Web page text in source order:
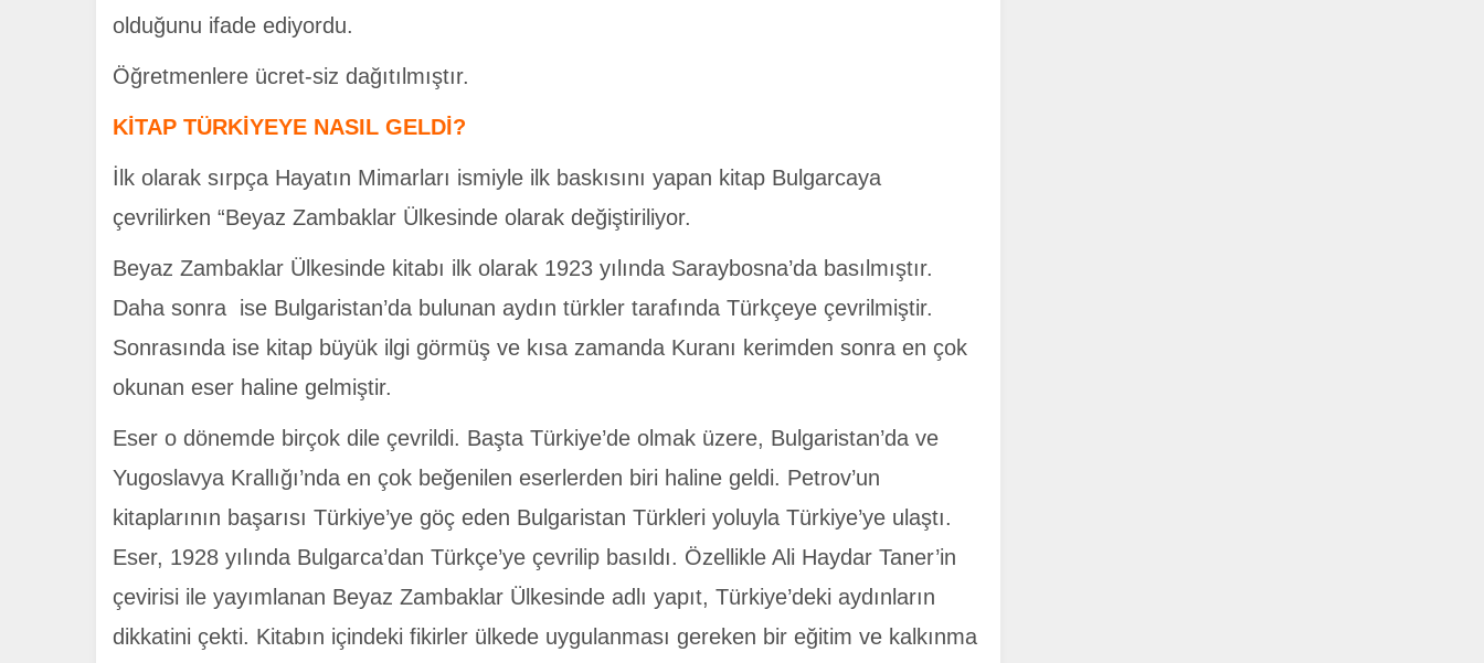
olduğunu ifade ediyordu.
Öğretmenlere ücret-siz dağıtılmıştır.
KİTAP TÜRKİYEYE NASIL GELDİ?
İlk olarak sırpça Hayatın Mimarları ismiyle ilk baskısını yapan kitap Bulgarcaya
çevrilirken “Beyaz Zambaklar Ülkesinde olarak değiştiriliyor.
Beyaz Zambaklar Ülkesinde kitabı ilk olarak 1923 yılında Saraybosna’da basılmıştır.
Daha sonra ise Bulgaristan’da bulunan aydın türkler tarafında Türkçeye çevrilmiştir.
Sonrasında ise kitap büyük ilgi görmüş ve kısa zamanda Kuranı kerimden sonra en çok
okunan eser haline gelmiştir.
Eser o dönemde birçok dile çevrildi. Başta Türkiye’de olmak üzere, Bulgaristan’da ve
Yugoslavya Krallığı’nda en çok beğenilen eserlerden biri haline geldi. Petrov’un
kitaplarının başarısı Türkiye’ye göç eden Bulgaristan Türkleri yoluyla Türkiye’ye ulaştı.
Eser, 1928 yılında Bulgarca’dan Türkçe’ye çevrilip basıldı. Özellikle Ali Haydar Taner’in
çevirisi ile yayımlanan Beyaz Zambaklar Ülkesinde adlı yapıt, Türkiye’deki aydınların
dikkatini çekti. Kitabın içindeki fikirler ülkede uygulanması gereken bir eğitim ve kalkınma